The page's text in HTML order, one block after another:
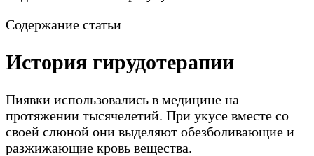
Содержание статьи
История гирудотерапии
Пиявки использовались в медицине на
протяжении тысячелетий. При укусе вместе со
своей слюной они выделяют обезболивающие и
разжижающие кровь вещества.